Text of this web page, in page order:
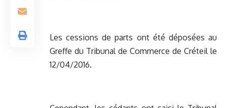
Les cessions de parts ont été déposées au
Greffe du Tribunal de Commerce de Créteil le
12/04/2016.